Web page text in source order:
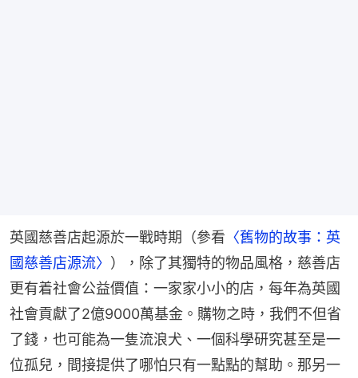
英國慈善店起源於一戰時期（參看 〈舊物的故事：英
國慈善店源流〉 ），除了其獨特的物品風格，慈善店
更有着社會公益價值：一家家小小的店，每年為英國
社會貢獻了2億9000萬基金。購物之時，我們不但省
了錢，也可能為一隻流浪犬、一個科學研究甚至是一
位孤兒，間接提供了哪怕只有一點點的幫助。那另一